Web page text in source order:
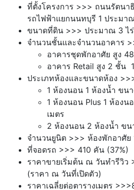
ที่ตั้งโครงการ >>> ถนนรัตนา
รถไฟฟ้าแยกนนทบุรี 1 ประมา
ขนาดที่ดิน >>> ประมาณ 3 ไ
จำนวนชั้นและจำนวนอาคาร
อาคารชุดพักอาศัย สูง
อาคาร Retail สูง 2 ชั้น
ประเภทห้องและขนาดห้อง
1 ห้องนอน 1 ห้องน้ำ ขน
1 ห้องนอน Plus 1 ห้องน
เมตร
2 ห้องนอน 2 ห้องน้ำ ขน
จำนวนยูนิต >>> ห้องพักอาศัย
ที่จอดรถ >>> 410 คัน (37%)
ราคาขายเริ่มต้น ณ วันทำรีวิว
(ราคา ณ วันที่เปิดตัว)
ราคาเฉลี่ยต่อตารางเมตร